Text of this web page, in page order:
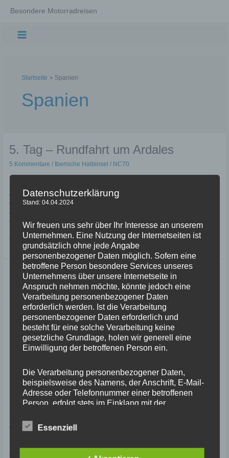
InhaltBesondere Motorradreisen
Main
Startseite Spanien
Spanien
5. Tag – Rundfahrt um Ardales
5 Kommentare / Iberische Halbinsel / NC70
Eigentlich wollten wir heute schon die Wanderung auf dem Caminito del
welche für ein ganz bestimmtes Zeitfenster ausgestellt werden, die
Wanderung überhaupt beginnen darf. Und obwohl ich bereits im Oktober
vergangenen Jahres versucht habe, für den heutigen Tag Tickets für uns
vier zu bekommen, […]
5.
Rundfahrt
Ardales
Weiterlesen »
3. Tag – Von Tossa de Mar nach
Cañete
3 Kommentare
Weiter geht es in Richtung Süden, heute von Tossa de Mar nach Cañete.
unserem Hotel. Alles sieht frisch aus, im Frühstücksraum ist es blitzsauber
und die anwesenden Damen sind freundlich und hilfsbereit. Also alles
Datenschutzerklärung
Stand: 04.04.2024
Wir freuen uns sehr über Ihr Interesse an unserem
Unternehmen. Eine Nutzung der Internetseiten ist
grundsätzlich ohne jede Angabe
personenbezogener Daten möglich. Sofern eine
betroffene Person besondere Services unseres
Unternehmens über unsere Internetseite in
Anspruch nehmen möchte, könnte jedoch eine
Verarbeitung personenbezogener Daten
erforderlich werden. Ist die Verarbeitung
personenbezogener Daten erforderlich und
besteht für eine solche Verarbeitung keine
gesetzliche Grundlage, holen wir generell eine
Einwilligung der betroffenen Person ein.
Die Verarbeitung personenbezogener Daten,
beispielsweise des Namens, der Anschrift, E-Mail-
Adresse oder Telefonnummer einer betroffenen
Person, erfolgt stets im Einklang mit der
Übereinstimmung mit den für uns geltenden
landesspezifischen Datenschutzbestimmungen.
Unternehmen die Öffentlichkeit über Art, Umfang
Essenziell